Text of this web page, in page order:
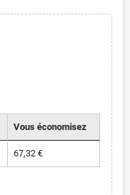
Vous économisez
67,32 €